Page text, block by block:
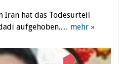
Iran hat das Todesurteil
aufgehoben.… mehr »